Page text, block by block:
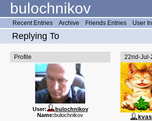
bulochnikov
Recent Entries Archive Friends Entries User
Replying To
Profile
User:
bulochnikov
Name:bulochnikov
22nd-Jul-